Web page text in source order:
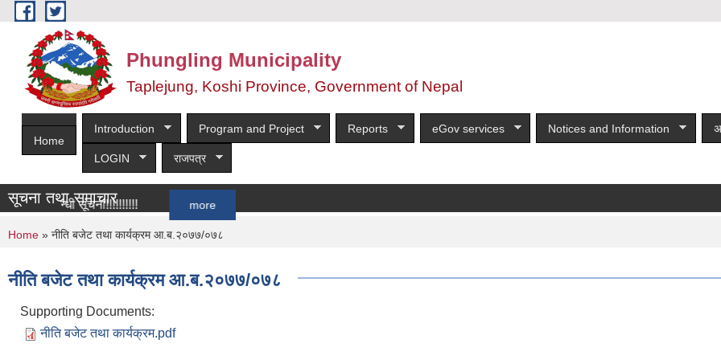
Skip to main content
Phungling Municipality
Taplejung, Koshi Province, Government of Nepal
Home
Introduction Program and Project Reports eGov services Notices and Information
LOGIN राजपत्र
सूचना तथा समाचार
सूचना!!!!!!!!!!
You are here
Home » नीति बजेट तथा कार्यक्रम आ.ब.२०७७/०७८
नीति बजेट तथा कार्यक्रम आ.ब.२०७७/०७८
Supporting Documents:
नीति बजेट तथा कार्यक्रम.pdf